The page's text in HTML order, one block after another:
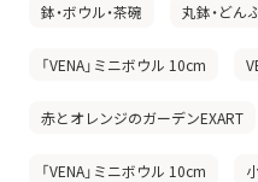
鉢・ボウル・茶碗 丸鉢・どん
「VENA」ミニボウル 10cm
赤とオレンジのガーデンEXART
「VENA」ミニボウル 10cm